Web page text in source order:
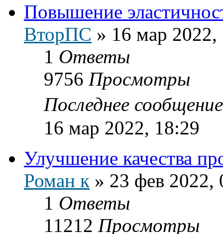
Повышение
ВторПС » 16 мар 2022,
1 Ответы
9756 Просмотры
Последнее
16 мар 2022, 18:29
Улучшение качества
Роман к » 23 фев 2022,
1 Ответы
11212 Просмотры